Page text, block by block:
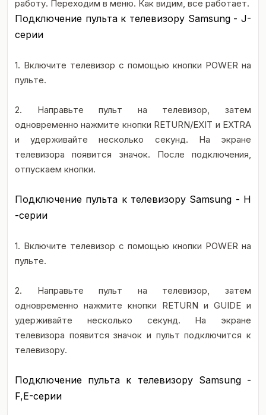
работу. Переходим в меню. Как видим, все работает.
Подключение пульта к телевизору Samsung - J-
серии
1. Включите телевизор с помощью кнопки POWER на
пульте.
2. Направьте пульт на телевизор, затем
одновременно нажмите кнопки RETURN/EXIT и EXTRA
и удерживайте несколько секунд. На экране
телевизора появится значок. После подключения,
отпускаем кнопки.
Подключение пульта к телевизору Samsung - H
-серии
1. Включите телевизор с помощью кнопки POWER на
пульте.
2. Направьте пульт на телевизор, затем
одновременно нажмите кнопки RETURN и GUIDE и
удерживайте несколько секунд. На экране
телевизора появится значок и пульт подключится к
телевизору.
Подключение пульта к телевизору Samsung -
F,E-серии